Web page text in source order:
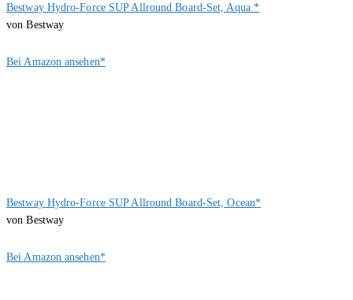
Bestway Hydro-Force SUP Allround Board-Set, Aqua *
von Bestway
Bei Amazon ansehen*
Bestway Hydro-Force SUP Allround Board-Set, Ocean*
von Bestway
Bei Amazon ansehen*